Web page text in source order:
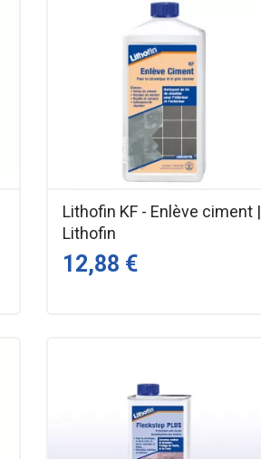
Lithofin KF - Enlève ciment |
Lithofin
12,88 €